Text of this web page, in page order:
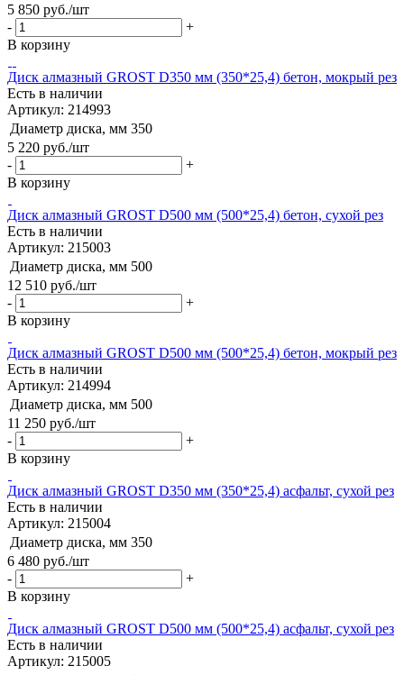
5 850 руб./шт
-
+
В корзину
Диск алмазный GROST D350 мм (350*25,4) бетон, мокрый рез
Есть в наличии
Артикул: 214993
Диаметр диска, мм 350
5 220 руб./шт
-
+
В корзину
Диск алмазный GROST D500 мм (500*25,4) бетон, сухой рез
Есть в наличии
Артикул: 215003
Диаметр диска, мм 500
12 510 руб./шт
-
+
В корзину
Диск алмазный GROST D500 мм (500*25,4) бетон, мокрый рез
Есть в наличии
Артикул: 214994
Диаметр диска, мм 500
11 250 руб./шт
-
+
В корзину
Диск алмазный GROST D350 мм (350*25,4) асфальт, сухой рез
Есть в наличии
Артикул: 215004
Диаметр диска, мм 350
6 480 руб./шт
-
+
В корзину
Диск алмазный GROST D500 мм (500*25,4) асфальт, сухой рез
Есть в наличии
Артикул: 215005